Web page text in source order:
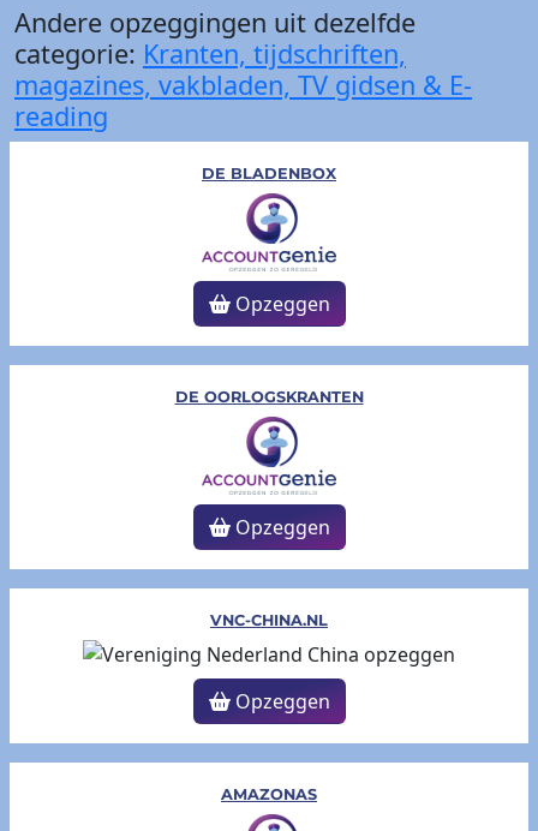
Andere opzeggingen uit dezelfde
categorie: Kranten, tijdschriften,
magazines, vakbladen, TV gidsen & E-
reading
DE BLADENBOX
Opzeggen
DE OORLOGSKRANTEN
Opzeggen
VNC-CHINA.NL
Opzeggen
AMAZONAS